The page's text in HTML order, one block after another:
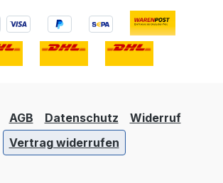
AGB Datenschutz
Widerruf
Vertrag widerrufen